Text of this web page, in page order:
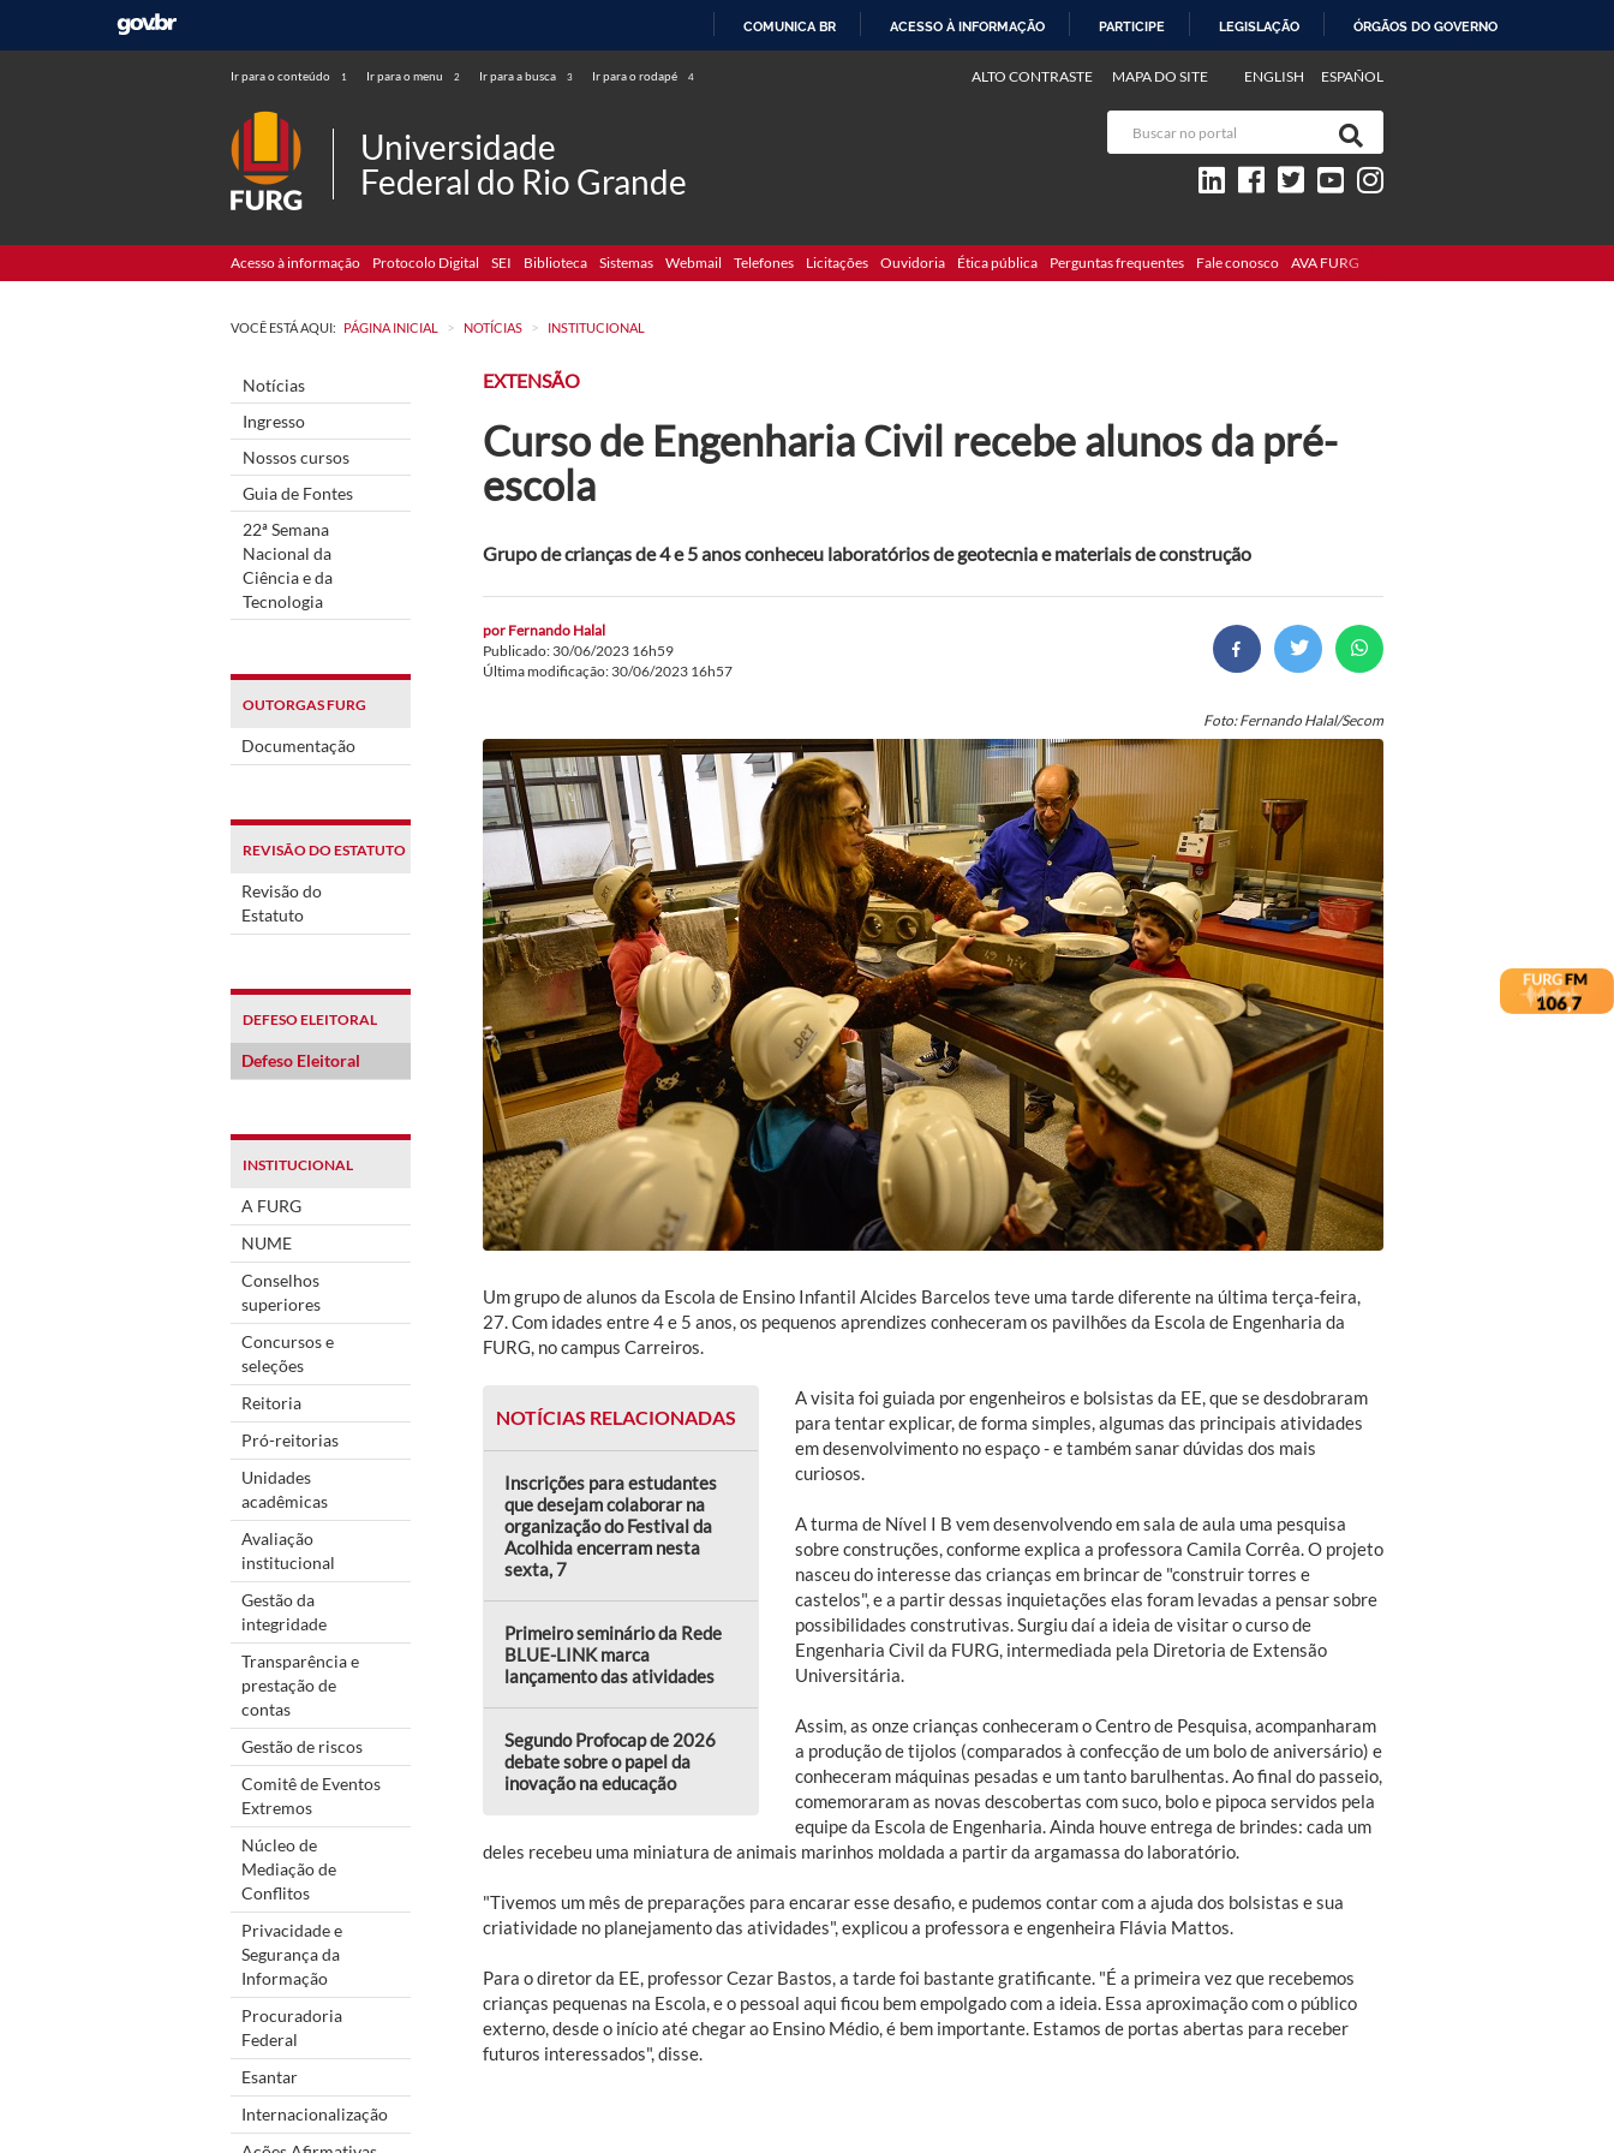
COMUNICA BR ACESSO À INFORMAÇÃO PARTICIPE LEGISLAÇÃO ÓRGÃOS DO GOVERNO
Ir para o conteúdo 1 Ir para o menu 2 Ir para a busca 3 Ir para o rodapé 4 ENGLISH ESPAÑOL
ALTO CONTRASTE MAPA DO SITE
Universidade
Federal do Rio Grande
Acesso à informação Protocolo Digital SEI Biblioteca Sistemas Webmail Telefones Licitações Ouvidoria Ética pública Perguntas frequentes Fale conosco AVA FURG
VOCÊ ESTÁ AQUI: PÁGINA INICIAL > NOTÍCIAS > INSTITUCIONAL
Notícias
Ingresso
Nossos cursos
Guia de Fontes
22ª Semana
Nacional da
Ciência e da
Tecnologia
OUTORGAS FURG
Documentação
REVISÃO DO ESTATUTO
Revisão do
Estatuto
DEFESO ELEITORAL
Defeso Eleitoral
INSTITUCIONAL
A FURG
NUME
Conselhos
superiores
Concursos e
seleções
Reitoria
Pró-reitorias
Unidades
acadêmicas
Avaliação
institucional
Gestão da
integridade
Transparência e
prestação de
contas
Gestão de riscos
Comitê de Eventos
Extremos
Núcleo de
Mediação de
Conflitos
Privacidade e
Segurança da
Informação
Procuradoria
Federal
Esantar
Internacionalização
EXTENSÃO
Curso de Engenharia Civil recebe alunos da pré-
escola
Grupo de crianças de 4 e 5 anos conheceu laboratórios de geotecnia e materiais de construção
por Fernando Halal
Publicado: 30/06/2023 16h59
Última modificação: 30/06/2023 16h57
Foto: Fernando Halal/Secom
Um grupo de alunos da Escola de Ensino Infantil Alcides Barcelos teve uma tarde diferente na última terça-feira,
27. Com idades entre 4 e 5 anos, os pequenos aprendizes conheceram os pavilhões da Escola de Engenharia da
FURG, no campus Carreiros.
NOTÍCIAS RELACIONADAS
Inscrições para estudantes
que desejam colaborar na
organização do Festival da
Acolhida encerram nesta
sexta, 7
Primeiro seminário da Rede
BLUE-LINK marca
lançamento das atividades
Segundo Profocap de 2026
debate sobre o papel da
inovação na educação
A visita foi guiada por engenheiros e bolsistas da EE, que se desdobraram
para tentar explicar, de forma simples, algumas das principais atividades
em desenvolvimento no espaço - e também sanar dúvidas dos mais
curiosos.
A turma de Nível I B vem desenvolvendo em sala de aula uma pesquisa
sobre construções, conforme explica a professora Camila Corrêa. O projeto
nasceu do interesse das crianças em brincar de "construir torres e
castelos", e a partir dessas inquietações elas foram levadas a pensar sobre
possibilidades construtivas. Surgiu daí a ideia de visitar o curso de
Engenharia Civil da FURG, intermediada pela Diretoria de Extensão
Universitária.
Assim, as onze crianças conheceram o Centro de Pesquisa, acompanharam
a produção de tijolos (comparados à confecção de um bolo de aniversário) e
conheceram máquinas pesadas e um tanto barulhentas. Ao final do passeio,
comemoraram as novas descobertas com suco, bolo e pipoca servidos pela
equipe da Escola de Engenharia. Ainda houve entrega de brindes: cada um
deles recebeu uma miniatura de animais marinhos moldada a partir da argamassa do laboratório.
"Tivemos um mês de preparações para encarar esse desafio, e pudemos contar com a ajuda dos bolsistas e sua
criatividade no planejamento das atividades", explicou a professora e engenheira Flávia Mattos.
Para o diretor da EE, professor Cezar Bastos, a tarde foi bastante gratificante. "É a primeira vez que recebemos
crianças pequenas na Escola, e o pessoal aqui ficou bem empolgado com a ideia. Essa aproximação com o público
externo, desde o início até chegar ao Ensino Médio, é bem importante. Estamos de portas abertas para receber
futuros interessados", disse.